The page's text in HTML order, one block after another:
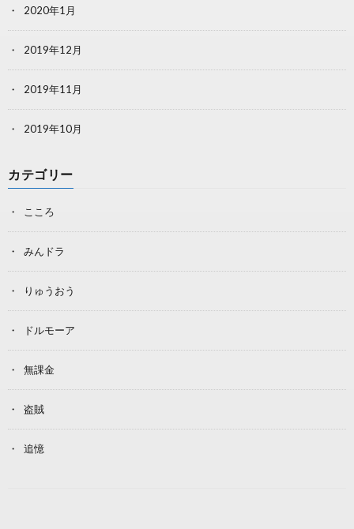
2020年1月
2019年12月
2019年11月
2019年10月
カテゴリー
こころ
みんドラ
りゅうおう
ドルモーア
無課金
盗賊
追憶